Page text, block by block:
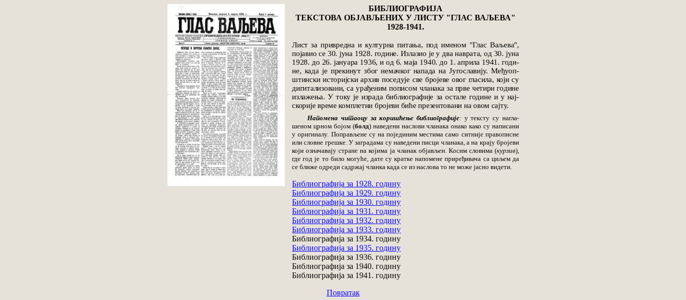
БИБЛИОГРАФИЈА
ТЕКСТОВА ОБЈАВЉЕНИХ У ЛИСТУ "ГЛАС ВАЉЕВА"
1928-1941.
Лист за привредна и културна питања, под именом "Глас Ваљева",
по­јавио се 30. јуна 1928. године. Излазио је у два наврата, од 30. јуна
1928. до 26. ја­нуара 1936, и од 6. маја 1940. до 1. априла 1941. го­ди­
не, када је прекинут због не­мач­ког нaпада на Ју­го­сла­вију. Међу­оп­
штин­ски историјски архив поседује све бројеве овог гласила, који су
диги­та­ли­зо­вани, са урађеним пописом чла­нака за прве четири го­ди­не
излажења. У току је израда библиографије за ос­­тале године и у нај­­
скорије време комплетни бројеви биће пре­зен­то­ва­ни на овом сајту.
Напомена читаоцу за коришћење библиографије: у тексту су на­гла­
шеном црном бојом (болд) наведени наслови чланака онако како су на­писани
у оригиналу. Поправљене су на поје­диним местима само ситније правописне
или словне грешке. У заградама су на­ве­дени писци чланака, а на крају бројеви
који означавају стране на којима ја чла­нак објављен. Ко­сим словима (курзив),
где год је то било могуће, дате су крат­ке напомене при­ређивача са циљем да
се ближе одреди садржај чланка када се из наслова то не може јасно видети.
Библиографија за 1928. годину
Библиографија за 1929. годину
Библиографија за 1930. годину
Библиографија за 1931. годину
Библиографија за 1932. годину
Библиографија за 1933. годину
Библиографија за 1934. годину
Библиографија за 1935. годину
Библиографија за 1936. годину
Библиографија за 1940. годину
Библиографија за 1941. годину
Повратак